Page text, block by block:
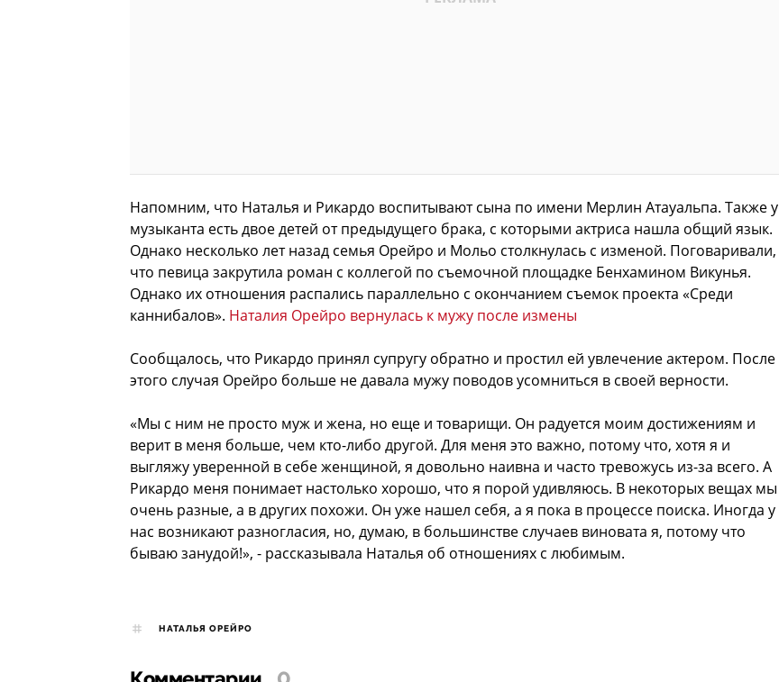
Напомним, что Наталья и Рикардо воспитывают сына по имени Мерлин Атауальпа. Также у
музыканта есть двое детей от предыдущего брака, с которыми актриса нашла общий язык.
Однако несколько лет назад семья Орейро и Мольо столкнулась с изменой. Поговаривали,
что певица закрутила роман с коллегой по съемочной площадке Бенхамином Викунья.
Однако их отношения распались параллельно с окончанием съемок проекта «Среди
каннибалов». Наталия Орейро вернулась к мужу после измены
Сообщалось, что Рикардо принял супругу обратно и простил ей увлечение актером. После
этого случая Орейро больше не давала мужу поводов усомниться в своей верности.
«Мы с ним не просто муж и жена, но еще и товарищи. Он радуется моим достижениям и
верит в меня больше, чем кто-либо другой. Для меня это важно, потому что, хотя я и
выгляжу уверенной в себе женщиной, я довольно наивна и часто тревожусь из-за всего. А
Рикардо меня понимает настолько хорошо, что я порой удивляюсь. В некоторых вещах мы
очень разные, а в других похожи. Он уже нашел себя, а я пока в процессе поиска. Иногда у
нас возникают разногласия, но, думаю, в большинстве случаев виновата я, потому что
бываю занудой!», - рассказывала Наталья об отношениях с любимым.
НАТАЛЬЯ ОРЕЙРО